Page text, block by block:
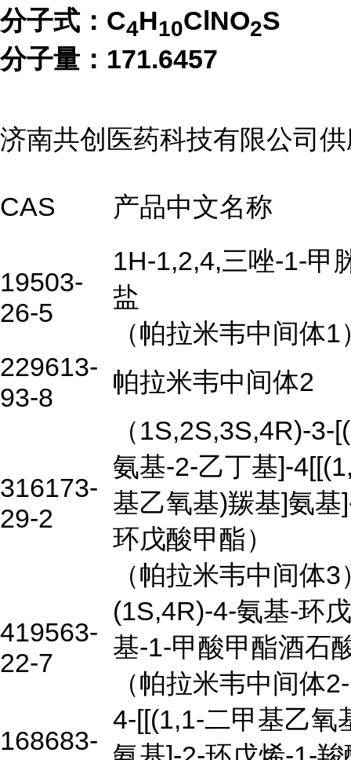
分子式： C4H10ClNO2S
分子量： 171.6457
济南共创医药科技有限公司
CAS 产品中文名称
19503-
26-5
1H-1,2,4,三唑-1-甲
盐
（帕拉米韦中间体1
229613-
93-8
帕拉米韦中间体2
316173-
29-2
（1S,2S,3S,4R)-3-
氨基-2-乙丁基]-
基乙氧基)羰基]氨基
环戊酸甲酯）
（帕拉米韦中间体3
419563-
22-7
(1S,4R)-4-氨基-环
基-1-甲酸甲酯酒石
（帕拉米韦中间体
168683-
4-[[(1,1-二甲基乙氧